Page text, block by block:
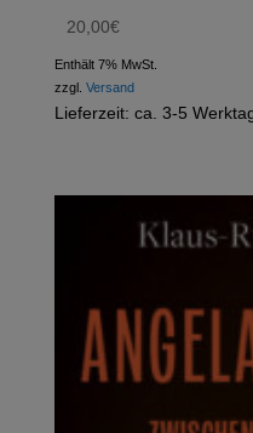
20,00€
Enthält 7% MwSt.
zzgl. Versand
Lieferzeit: ca. 3-5